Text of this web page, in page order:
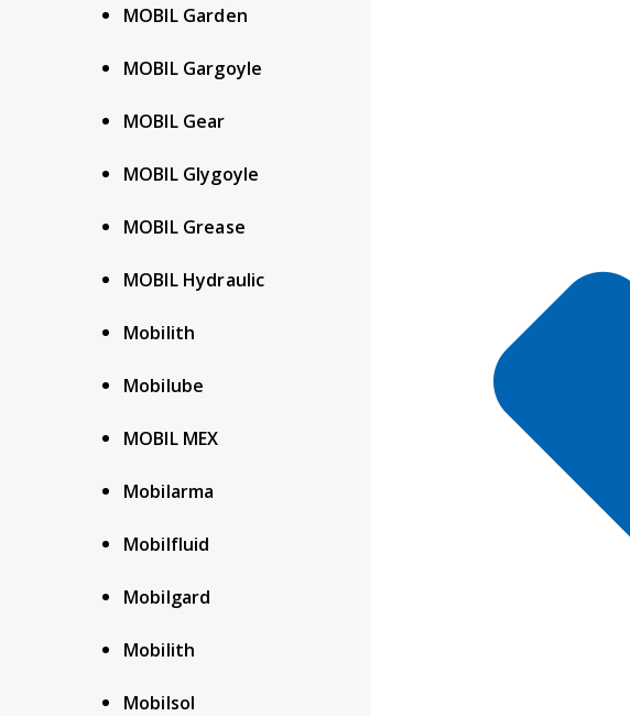
MOBIL Garden
MOBIL Gargoyle
MOBIL Gear
MOBIL Glygoyle
MOBIL Grease
MOBIL Hydraulic
Mobilith
Mobilube
MOBIL MEX
Mobilarma
Mobilfluid
Mobilgard
Mobilith
Mobilsol